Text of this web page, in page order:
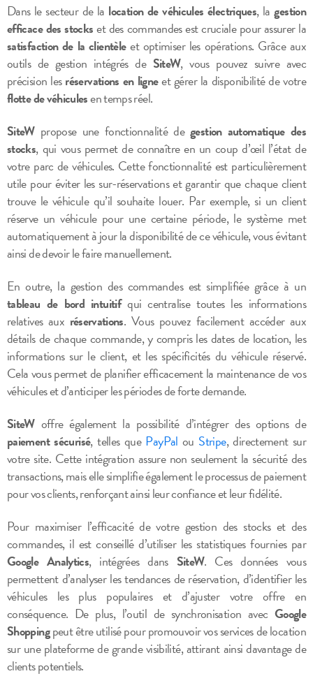
Dans le secteur de la location de véhicules électriques, lagestion
efficace des stockset des commandes est cruciale pour assurer la
satisfaction de la clientèleet optimiser les opérations. Grâce aux
outils de gestion intégrés de SiteW, vous pouvez suivre avec
précision lesréservations en ligneet gérer la disponibilité de votre
flotte de véhiculesen temps réel.
SiteWpropose une fonctionnalité degestion automatique des
stocks, qui vous permet de connaître en un coup d’œil l’état de
votre parc de véhicules. Cette fonctionnalité est particulièrement
utile pour éviter les sur-réservations et garantir que chaque client
trouve le véhicule qu’il souhaite louer. Par exemple, si un client
réserve un véhicule pour une certaine période, le système met
automatiquement à jour la disponibilité de ce véhicule, vous évitant
ainsi de devoir le faire manuellement.
En outre, la gestion des commandes est simplifiée grâce à un
tableau de bord intuitifqui centralise toutes les informations
relatives aux réservations. Vous pouvez facilement accéder aux
détails de chaque commande, y compris les dates de location, les
informations sur le client, et les spécificités du véhicule réservé.
Cela vous permet de planifier efficacement la maintenance de vos
véhicules et d’anticiper les périodes de forte demande.
SiteWoffre également la possibilité d’intégrer des options de
paiement sécurisé, telles que PayPal ou Stripe, directement sur
votre site. Cette intégration assure non seulement la sécurité des
transactions, mais elle simplifie également le processus de paiement
pour vos clients, renforçant ainsi leur confiance et leur fidélité.
Pour maximiser l’efficacité de votre gestion des stocks et des
commandes, il est conseillé d’utiliser les statistiques fournies par
Google Analytics, intégrées dans SiteW. Ces données vous
permettent d’analyser les tendances de réservation, d’identifier les
véhicules les plus populaires et d’ajuster votre offre en
conséquence. De plus, l’outil de synchronisation avec Google
Shoppingpeut être utilisé pour promouvoir vos services de location
sur une plateforme de grande visibilité, attirant ainsi davantage de
clients potentiels.